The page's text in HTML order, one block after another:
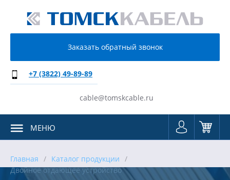
Заказать обратный звонок
+7 (3822) 49-89-89
cable@tomskcable.ru
МЕНЮ
Главная
Каталог продукции
Двойное отдающее устройство